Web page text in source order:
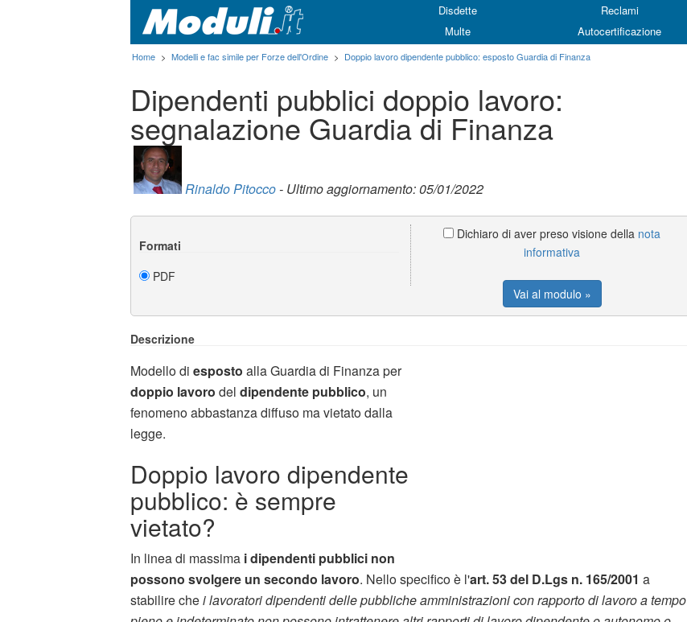
Disdette
Reclami
Multe
Autocertificazione
Home > Modelli e fac simile per Forze dell'Ordine > Doppio lavoro dipendente pubblico: esposto Guardia di Finanza
Dipendenti pubblici doppio lavoro:
segnalazione Guardia di Finanza
Rinaldo Pitocco- Ultimo aggiornamento: 05/01/2022
Formati
PDF
Dichiaro di aver preso visione della nota
informativa
Vai al modulo »
Descrizione
Modello di esposto alla Guardia di Finanza per
doppio lavoro del dipendente pubblico, un
fenomeno abbastanza diffuso ma vietato dalla
legge.
Doppio lavoro dipendente
pubblico: è sempre
vietato?
In linea di massima i dipendenti pubblici non
possono svolgere un secondo lavoro. Nello specifico è l'art. 53 del D.Lgs n. 165/2001 a
stabilire chei lavoratori dipendenti delle pubbliche amministrazioni con rapporto di lavoro a tempo